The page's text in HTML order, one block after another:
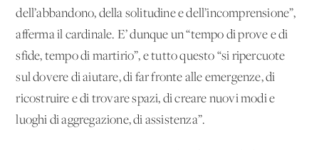
dell’abbandono, della solitudine e dell’incomprensione”,
afferma il cardinale. E’ dunque un “tempo di prove e di
sfide, tempo di martirio”, e tutto questo “si ripercuote
sul dovere di aiutare, di far fronte alle emergenze, di
ricostruire e di trovare spazi, di creare nuovi modi e
luoghi di aggregazione, di assistenza”.